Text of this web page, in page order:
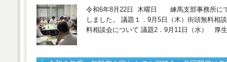
令和6年8月22日 木曜日 練馬支部事務所に
しました。 議題１．9月5日（木）街頭無料相
料相談会について 議題2．9月11日（水）